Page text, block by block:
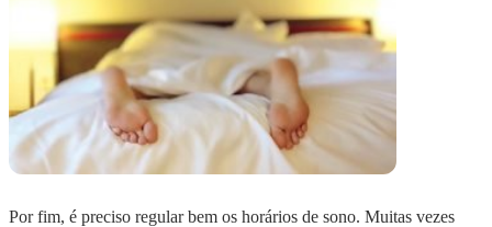
Por fim, é preciso regular bem os horários de sono. Muitas vezes